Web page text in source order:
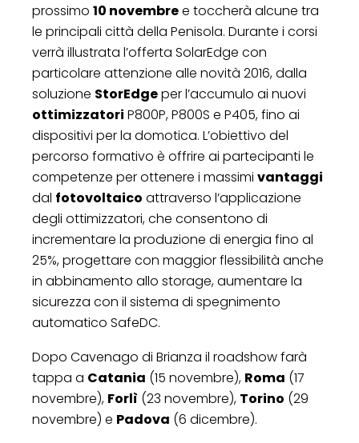
prossimo 10 novembree toccherà alcune tra
le principali città della Penisola. Durante i corsi
verrà illustrata l’offerta SolarEdge con
particolare attenzione alle novità 2016, dalla
soluzione StorEdgeper l’accumulo ai nuovi
ottimizzatori P800P, P800S e P405, fino ai
dispositivi per la domotica. L’obiettivo del
percorso formativo è offrire ai partecipanti le
competenze per ottenere i massimi vantaggi
dal fotovoltaico attraverso l’applicazione
degli ottimizzatori, che consentono di
incrementare la produzione di energia fino al
25%, progettare con maggior flessibilità anche
in abbinamento allo storage, aumentare la
sicurezza con il sistema di spegnimento
automatico SafeDC.
Dopo Cavenago di Brianza il roadshow farà
tappa a Catania (15 novembre), Roma (17
novembre), Forlì (23 novembre), Torino (29
novembre) e Padova (6 dicembre).